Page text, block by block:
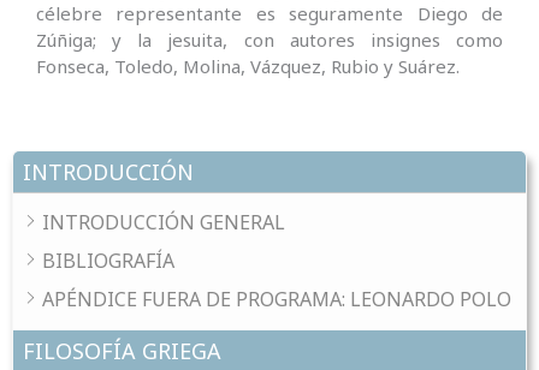
INTRODUCCIÓN
INTRODUCCIÓN GENERAL
BIBLIOGRAFÍA
APÉNDICE FUERA DE PROGRAMA: LEONARDO POLO
FILOSOFÍA GRIEGA
célebre representante es seguramente Diego de
Zúñiga; y la jesuita, con autores insignes como
Fonseca, Toledo, Molina, Vázquez, Rubio y Suárez.